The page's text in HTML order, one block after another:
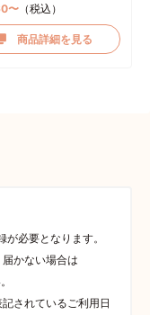
〜 （税込）
商品詳細を見る
必要となります。
かない場合は
されているご利用日